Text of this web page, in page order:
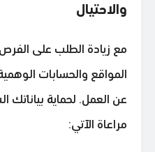
والاحتيال
مع زيادة الطلب على
المواقع والحسابات
عن العمل. لحماية بياناتك
مراعاة الآتي: